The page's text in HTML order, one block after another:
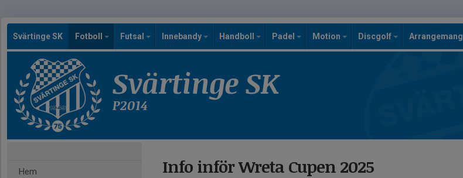
Svärtinge SK Fotboll Futsal Innebandy Handboll Padel Motion Discgolf Arrangemang
Svärtinge SK
P2014
Hem Info inför Wreta Cupen 2025